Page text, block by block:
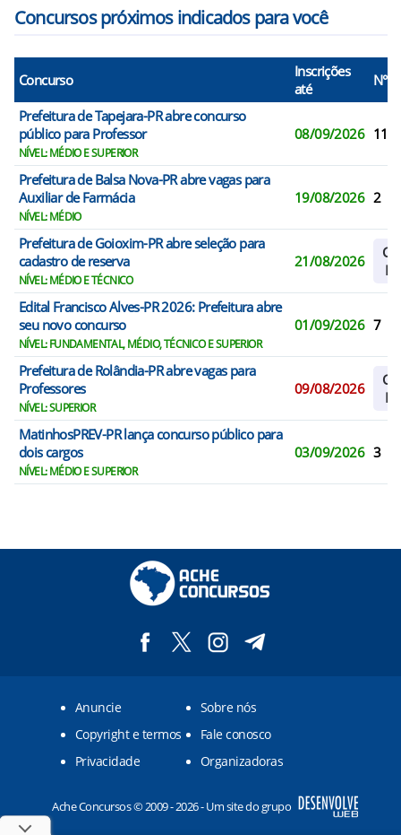
Concursos próximos indicados para você
Concurso
Inscrições
até
N°
Prefeitura de Tapejara-PR abre concurso
público para Professor
NÍVEL: MÉDIO E SUPERIOR
08/09/2026 11
Prefeitura de Balsa Nova-PR abre vagas para
Auxiliar de Farmácia
NÍVEL: MÉDIO
19/08/2026 2
Prefeitura de Goioxim-PR abre seleção para
cadastro de reserva
NÍVEL: MÉDIO E TÉCNICO
21/08/2026
Edital Francisco Alves-PR 2026: Prefeitura abre
seu novo concurso
NÍVEL: FUNDAMENTAL, MÉDIO, TÉCNICO E SUPERIOR
01/09/2026 7
Prefeitura de Rolândia-PR abre vagas para
Professores
NÍVEL: SUPERIOR
09/08/2026
MatinhosPREV-PR lança concurso público para
dois cargos
NÍVEL: MÉDIO E SUPERIOR
03/09/2026 3
Anuncie
Sobre nós
Copyright e termos
Fale conosco
Privacidade
Organizadoras
Ache Concursos © 2009 - 2026 - Um site do grupo